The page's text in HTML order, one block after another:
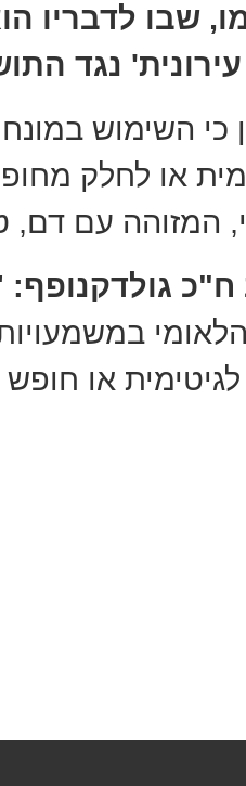
שבו לדבריו
נגד
כי השימוש
או לחלק
המזוהה עם דם,
גולדקנופף:
הלאומי
או חופש